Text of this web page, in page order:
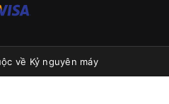
về Kỷ nguyên máy